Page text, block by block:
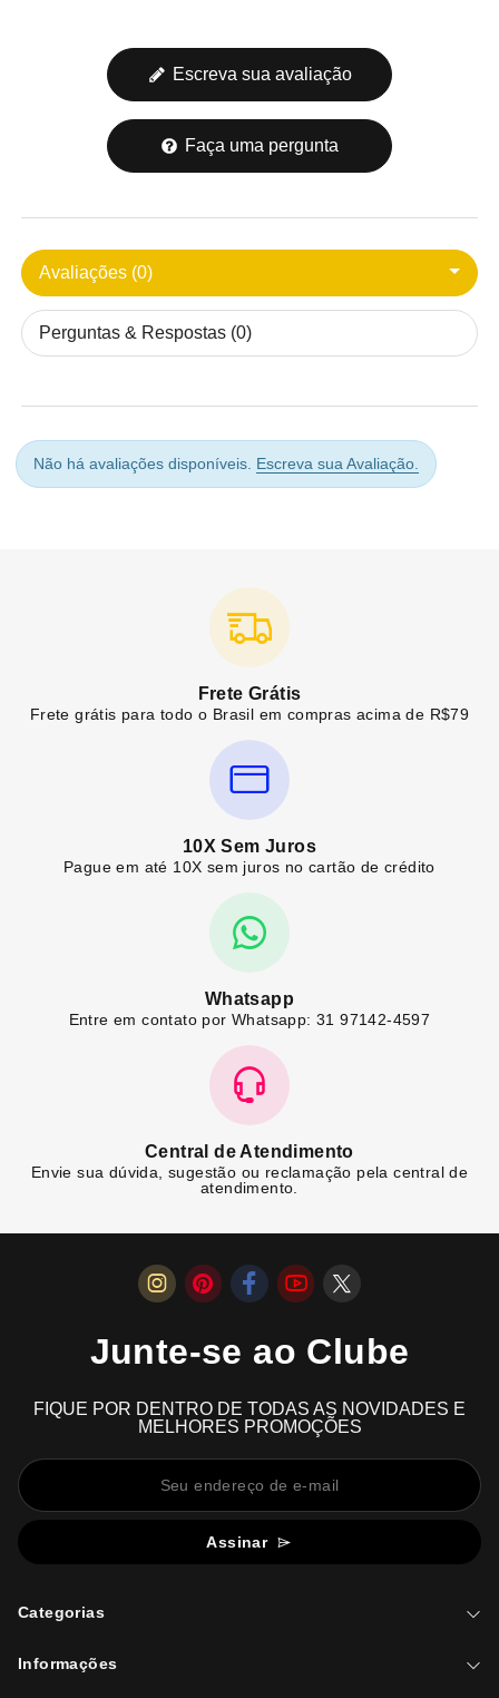
Escreva sua avaliação
Faça uma pergunta
Avaliações (0)
Perguntas & Respostas (0)
Não há avaliações disponíveis. Escreva sua Avaliação.
Frete Grátis
Frete grátis para todo o Brasil em compras acima de R$79
10X Sem Juros
Pague em até 10X sem juros no cartão de crédito
Whatsapp
Entre em contato por Whatsapp: 31 97142-4597
Central de Atendimento
Envie sua dúvida, sugestão ou reclamação pela central de
atendimento.
Junte-se ao Clube
FIQUE POR DENTRO DE TODAS AS NOVIDADES E
MELHORES PROMOÇÕES
Assinar
Categorias
Informações